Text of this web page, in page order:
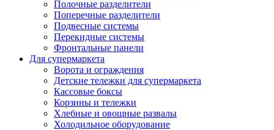
Полочные разделители
Поперечные разделители
Подвесные системы
Перекидные системы
Фронтальные панели
Для супермаркета
Ворота и ограждения
Детские тележки для супермаркета
Кассовые боксы
Корзины и тележки
Хлебные и овощные развалы
Холодильное оборудование